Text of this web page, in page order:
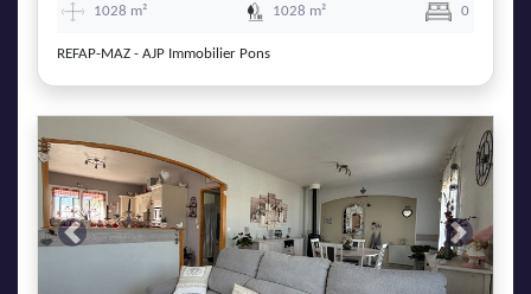
1028 m² 1028 m² 0
REFAP-MAZ - AJP Immobilier Pons
Previous Next